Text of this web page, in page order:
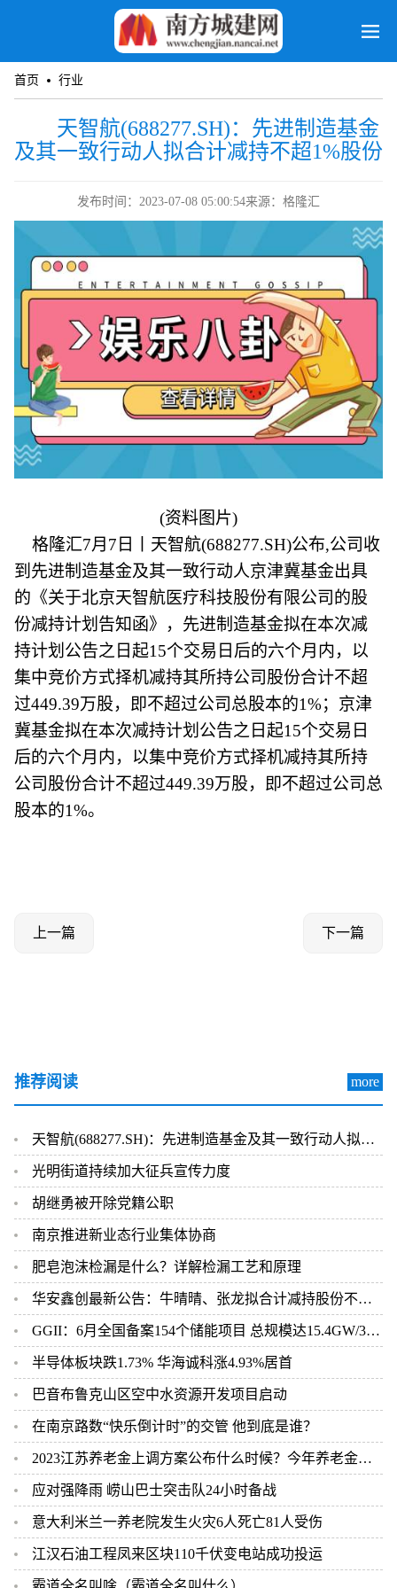
首页 行业
天智航(688277.SH)：先进制造基金
及其一致行动人拟合计减持不超1%股份
发布时间：2023-07-08 05:00:54来源：格隆汇
(资料图片)
格隆汇7月7日丨天智航(688277.SH)公布,公司收
到先进制造基金及其一致行动人京津冀基金出具
的《关于北京天智航医疗科技股份有限公司的股
份减持计划告知函》，先进制造基金拟在本次减
持计划公告之日起15个交易日后的六个月内，以
集中竞价方式择机减持其所持公司股份合计不超
过449.39万股，即不超过公司总股本的1%；京津
冀基金拟在本次减持计划公告之日起15个交易日
后的六个月内，以集中竞价方式择机减持其所持
公司股份合计不超过449.39万股，即不超过公司总
股本的1%。
上一篇 下一篇
推荐阅读 more
天智航(688277.SH)：先进制造基金及其一致行动人拟合计减持不超1%股份
光明街道持续加大征兵宣传力度
胡继勇被开除党籍公职
南京推进新业态行业集体协商
肥皂泡沫检漏是什么？详解检漏工艺和原理
华安鑫创最新公告：牛晴晴、张龙拟合计减持股份不超过0.08%
GGII：6月全国备案154个储能项目 总规模达15.4GW/34.9GWh
半导体板块跌1.73% 华海诚科涨4.93%居首
巴音布鲁克山区空中水资源开发项目启动
在南京路数“快乐倒计时”的交管 他到底是谁？
2023江苏养老金上调方案公布什么时候？今年养老金什么时候上涨及补发
应对强降雨 崂山巴士突击队24小时备战
意大利米兰一养老院发生火灾6人死亡81人受伤
江汉石油工程凤来区块110千伏变电站成功投运